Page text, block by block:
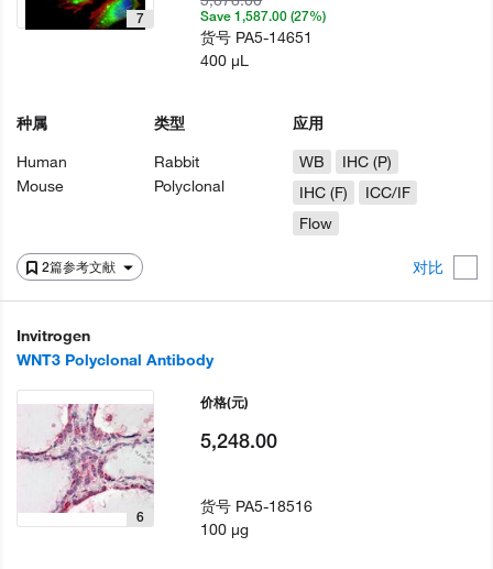
2篇参考文献 对比
7
种属
Human
Mouse
类型
Rabbit
Polyclonal
应用
WB
IHC (P)
IHC (F)
ICC/IF
Flow
Save 1,587.00 (27%)
货号 PA5-14651
400 µL
Invitrogen
WNT3 Polyclonal Antibody
6
价格(元)
5,248.00
货号 PA5-18516
100 µg